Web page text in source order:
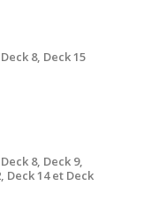
8, Deck 15
8, Deck 9,
Deck 14 et Deck